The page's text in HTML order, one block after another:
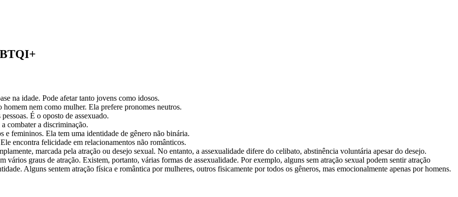
na idade. Pode afetar tanto jovens como idosos.
nem como mulher. Ela prefere pronomes neutros.
É o oposto de assexuado.
combater a discriminação.
femininos. Ela tem uma identidade de gênero não binária.
encontra felicidade em relacionamentos não românticos.
marcada pela atração ou desejo sexual. No entanto, a assexualidade difere do celibato, abstinência voluntária apesar do desejo.
vários graus de atração. Existem, portanto, várias formas de assexualidade. Por exemplo, alguns sem atração sexual podem sentir atração
Alguns sentem atração física e romântica por mulheres, outros fisicamente por todos os gêneros, mas emocionalmente apenas por homens.